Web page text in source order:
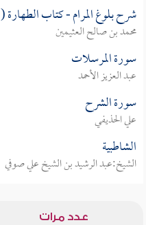
شرح بلوغ المرام - كتاب الطهارة (25)
محمد بن صالح العثيمين
سورة المرسلات
عبد العزيز الأحمد
سورة الشرح
علي الحذيفي
الشاطبية
الشيخ:عبد الرشيد بن الشيخ علي صوفي
عدد مرات